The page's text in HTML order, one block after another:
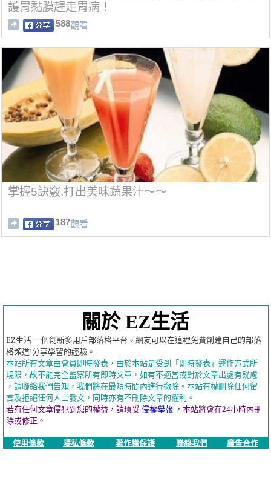
護胃黏膜趕走胃病！
588觀看
掌握5訣竅,打出美味蔬果汁～～
187觀看
關於 EZ生活
EZ生活 一個創新多用戶部落格平台。網友可以在這裡免費創建自己的部落
格頻道!分享學習的經驗。
本站所有文章由會員即時發表，由於本站是受到「即時發表」運作方式所
規限，故不能完全監察所有即時文章，如有不適當或對於文章出處有疑慮
，請聯絡我們告知，我們將在最短時間內進行撤除。本站有權刪除任何留
言及拒絕任何人士發文，同時亦有不刪除文章的權利。
若有任何文章侵犯到您的權益，請瑱妥 侵權舉報 ，本站將會在24小時內刪
除或修正。
使用條款 隱私條款 著作權保護 聯絡我們 廣告合作